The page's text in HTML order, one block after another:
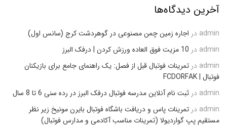
آخرین دیدگاه‌ها
admin در اجاره زمین چمن مصنوعی در گوهردشت کرج (سانس اول)
admin در 10 مزیت فوق العاده ورزش کردن | درفک البرز
admin در تمرینات فوتبال قبل از فصل: یک راهنمای جامع برای بازیکنان
فوتبال | FCDORFAK
admin در ثبت نام آنلاین مدرسه فوتبال درفک البرز در رده سنی 6 تا 8 سال
admin در تمرینات پاس و دریافت باشگاه فوتبال بایرن مونیخ زیر نظر
مستقیم پپ گواردیولا (تمرینات مناسب آکادمی و مدارس فوتبال)